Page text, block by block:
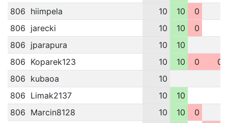
806 hiimpela 10 10
0
806 jarecki 10 10
0
806 jparapura 10
10
806 Koparek123 10 10 0
0
806 kubaoa
10
806 Limak2137 10
10
806 Marcin8128 10 10
0